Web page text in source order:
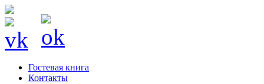
Гостевая книга
Контакты